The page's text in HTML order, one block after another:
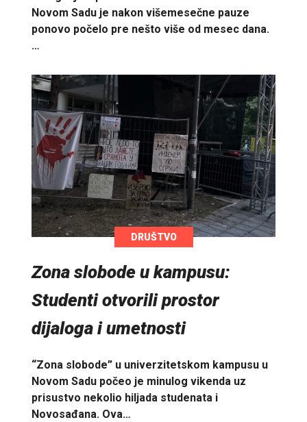
Novom Sadu je nakon višemesečne pauze
ponovo počelo pre nešto više od mesec dana.
…
DRUŠTVO
Zona slobode u kampusu:
Studenti otvorili prostor
dijaloga i umetnosti
“Zona slobode” u univerzitetskom kampusu u
Novom Sadu počeo je minulog vikenda uz
prisustvo nekolio hiljada studenata i
Novosađana. Ova…